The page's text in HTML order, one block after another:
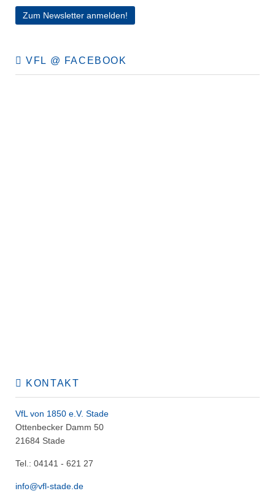
VFL @ FACEBOOK
KONTAKT
VfL von 1850 e.V. Stade
Ottenbecker Damm 50
21684 Stade
Tel.: 04141 - 621 27
info@vfl-stade.de